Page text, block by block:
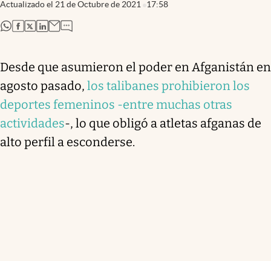
Actualizado el 21 de Octubre de 2021 17:58
abre en nueva pestaña
abre en nueva pestaña
abre en nueva pestaña
abre en nueva pestaña
Desde que asumieron el poder en Afganistán en
agosto pasado, los talibanes prohibieron los
deportes femeninos -entre muchas otras
actividades-, lo que obligó a atletas afganas de
alto perfil a esconderse.